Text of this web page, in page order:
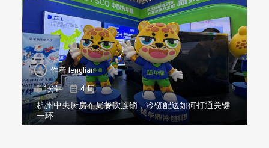
作者lenglian
1分钟
4 周
杭州中央厨房布局餐饮连锁，冷链配送如何打通关键
一环